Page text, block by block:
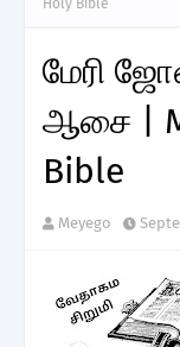
Holy Bible
மேரி
ஆசை |
Bible
Meyego